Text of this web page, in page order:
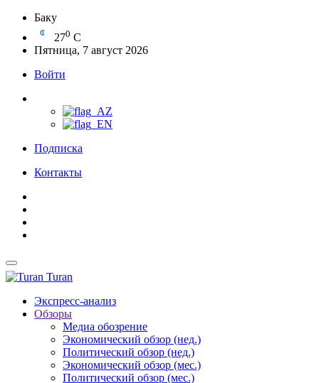
Баку
270 C
Пятница, 7 август 2026
Войти
Подписка
Контакты
Turan
Экспресс-анализ
Обзоры
Медиа обозрение
Экономический обзор (нед.)
Политический обзор (нед.)
Экономический обзор (мес.)
Политический обзор (мес.)